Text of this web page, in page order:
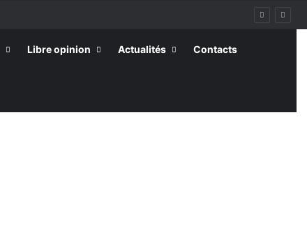
Libre opinion Actualités Contacts